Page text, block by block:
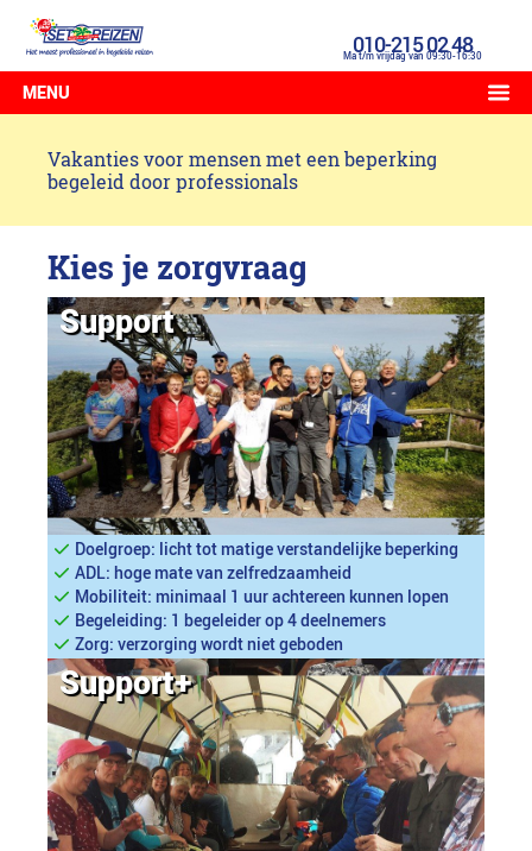
010-215 02 48
Ma t/m vrijdag van 09:30-16:30
MENU
Vakanties voor mensen met een beperking
begeleid door professionals
Kies je zorgvraag
Support
Doelgroep: licht tot matige verstandelijke beperking
ADL: hoge mate van zelfredzaamheid
Mobiliteit: minimaal 1 uur achtereen kunnen lopen
Begeleiding: 1 begeleider op 4 deelnemers
Zorg: verzorging wordt niet geboden
Support+